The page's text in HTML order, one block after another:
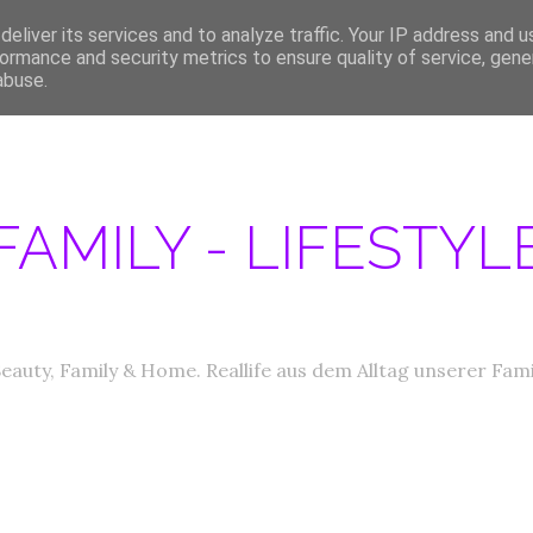
MEDIA DATEN ABOUT PRODUKTTESTER GESUCHT
-
Family & Home. Reallife aus dem Alltag unserer
its services and to analyze traffic. Your IP address and
and security metrics to ensure quality of service,